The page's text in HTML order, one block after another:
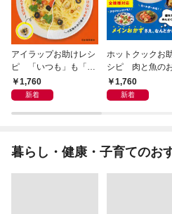
アイラップお助けレシ
ピ 「いつも」も「も
しも」もおいしい！
1,760
新着
ホットクックお
シピ 肉と魚の
ず 少ない材料＆
料で、あとはスイ
1,760
新着
暮らし・健康・子育てのお